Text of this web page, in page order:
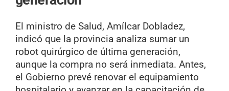
El ministro de Salud, Amílcar Dobladez,
indicó que la provincia analiza sumar un
robot quirúrgico de última generación,
aunque la compra no será inmediata. Antes,
el Gobierno prevé renovar el equipamiento